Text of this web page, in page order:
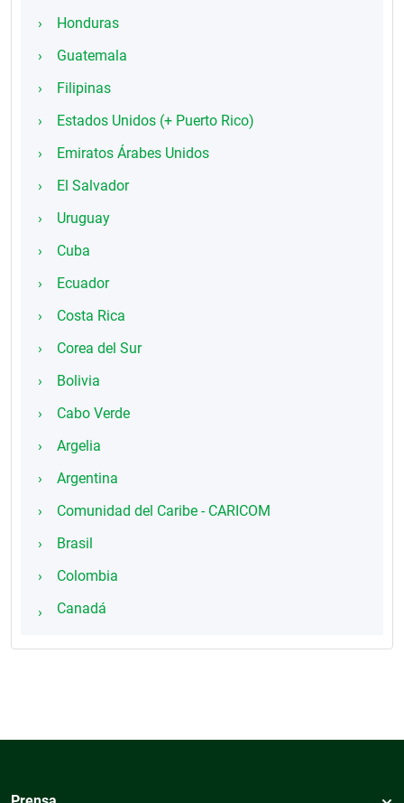
Honduras
Guatemala
Filipinas
Estados Unidos (+ Puerto Rico)
Emiratos Árabes Unidos
El Salvador
Uruguay
Cuba
Ecuador
Costa Rica
Corea del Sur
Bolivia
Cabo Verde
Argelia
Argentina
Comunidad del Caribe - CARICOM
Brasil
Colombia
Canadá